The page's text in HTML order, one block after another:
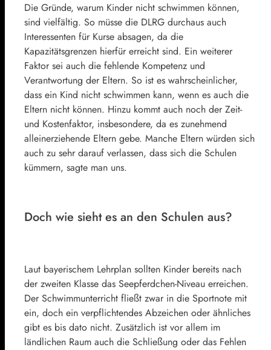
Die Gründe, warum Kinder nicht schwimmen können,
sind vielfältig. So müsse die DLRG durchaus auch
Interessenten für Kurse absagen, da die
Kapazitätsgrenzen hierfür erreicht sind. Ein weiterer
Faktor sei auch die fehlende Kompetenz und
Verantwortung der Eltern. So ist es wahrscheinlicher,
dass ein Kind nicht schwimmen kann, wenn es auch die
Eltern nicht können. Hinzu kommt auch noch der Zeit-
und Kostenfaktor, insbesondere, da es zunehmend
alleinerziehende Eltern gebe. Manche Eltern würden sich
auch zu sehr darauf verlassen, dass sich die Schulen
kümmern, sagte man uns.
Doch wie sieht es an den Schulen aus?
Laut bayerischem Lehrplan sollten Kinder bereits nach
der zweiten Klasse das Seepferdchen-Niveau erreichen.
Der Schwimmunterricht fließt zwar in die Sportnote mit
ein, doch ein verpflichtendes Abzeichen oder ähnliches
gibt es bis dato nicht. Zusätzlich ist vor allem im
ländlichen Raum auch die Schließung oder das Fehlen